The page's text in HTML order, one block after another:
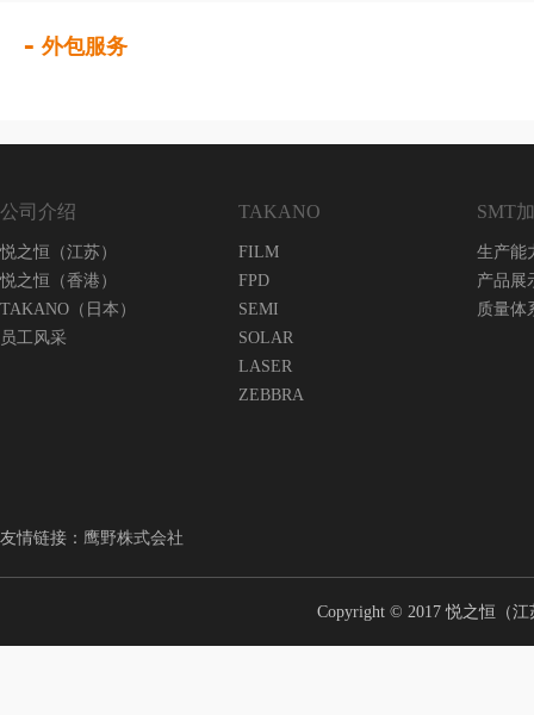
外包服务
公司介绍
悦之恒（江苏）
悦之恒（香港）
TAKANO（日本）
员工风采
TAKANO
FILM
FPD
SEMI
SOLAR
LASER
ZEBBRA
SMT
生产能
产品展
质量体
友情链接： 鹰野株式会社
Copyright © 2017 悦之恒（江